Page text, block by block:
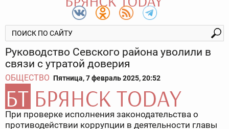
Руководство Севского района уволили в
связи с утратой доверия
ОБЩЕСТВО Пятница, 7 февраль 2025, 20:52
При проверке исполнения законодательства о
противодействии коррупции в деятельности главы